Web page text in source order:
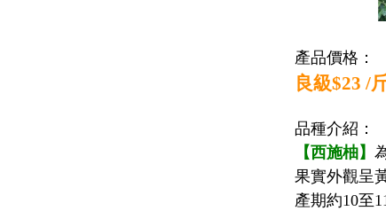
產品價格：
良級$23 /
品種介紹：
【西施柚】
果實外觀呈
產期約10至